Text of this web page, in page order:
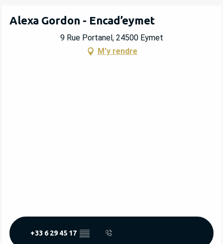
Alexa Gordon - Encad’eymet
9 Rue Portanel, 24500 Eymet
M'y rendre
+33 6 29 45 17 ▒▒